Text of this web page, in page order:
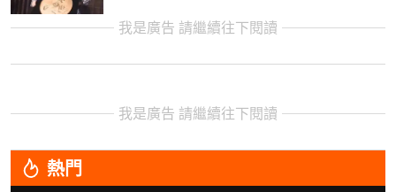
我是廣告 請繼續往下閱讀
我是廣告 請繼續往下閱讀
熱門